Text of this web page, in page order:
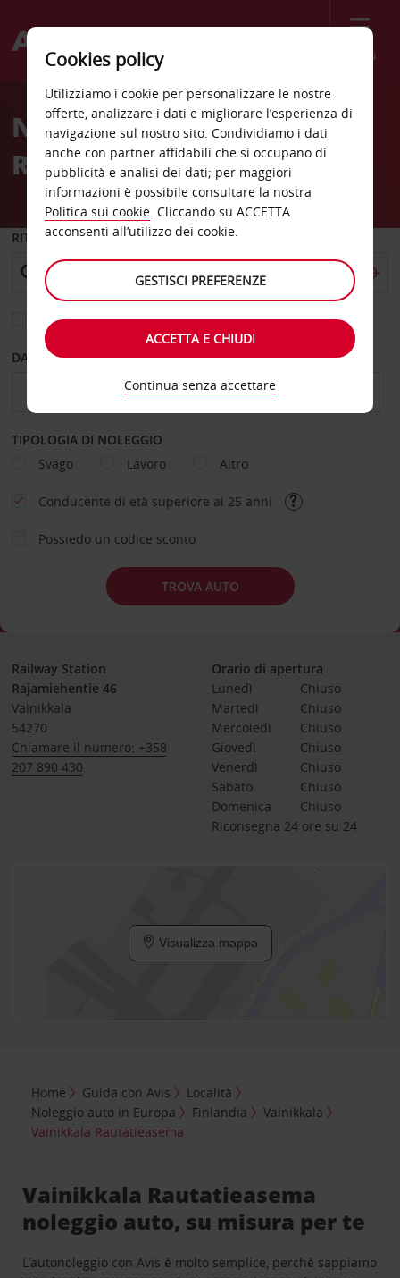
Menù
Welcome
AvisNoleggio auto Vainikkala
Rautatieasema
RITIRO DA
Scegli una località di riconsegna diversa
DAL GIORNO AL GIORNO
TIPOLOGIA DI NOLEGGIO
Svago
Lavoro Altro
Conducente di età superiore ai 25 anni
Possiedo un codice sconto
TROVA AUTO
Railway Station
Rajamiehentie 46
Vainikkala
54270
Chiamare il numero: +358
207 890 430
Orario di apertura
Lunedì
Chiuso
Martedì
Chiuso
Mercoledì
Chiuso
Giovedì
Chiuso
Venerdì
Chiuso
Sabato
Chiuso
Domenica
Chiuso
Riconsegna 24 ore su 24
Visualizza mappa
Home Guida con Avis
Località
Noleggio auto in Europa
Finlandia
Vainikkala
Vainikkala Rautatieasema
Vainikkala Rautatieasema
noleggio auto, su misura per te
L’autonoleggio con Avis è molto semplice, perchè sappiamo
Cookies policy
Utilizziamo i cookie per personalizzare le nostre
offerte, analizzare i dati e migliorare l’esperienza di
navigazione sul nostro sito. Condividiamo i dati
anche con partner affidabili che si occupano di
pubblicità e analisi dei dati; per maggiori
informazioni è possibile consultare la nostra
Politica sui cookie. Cliccando su ACCETTA
acconsenti all’utilizzo dei cookie.
GESTISCI PREFERENZE
ACCETTA E CHIUDI
Continua senza accettare